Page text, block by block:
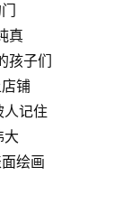
真
孩子们
铺
人记住
大
绘画